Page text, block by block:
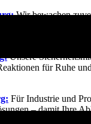
Wir bewachen
Unser Team
Unsere
für Ruhe
Für Industrie und
– damit Ihre
gesichert sind.